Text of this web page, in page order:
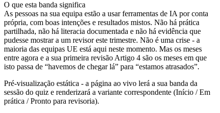
O que esta banda significa
As pessoas na sua equipa estão a usar ferramentas de IA por conta
própria, com boas intenções e resultados mistos. Não há prática
partilhada, não há literacia documentada e não há evidência que
pudesse mostrar a um revisor este trimestre. Não é uma crise - a
maioria das equipas UE está aqui neste momento. Mas os meses
entre agora e a sua primeira revisão Artigo 4 são os meses em que
isto passa de “havemos de chegar lá” para “estamos atrasados”.
Pré-visualização estática - a página ao vivo lerá a sua banda da
sessão do quiz e renderizará a variante correspondente (Início / Em
prática / Pronto para revisoria).